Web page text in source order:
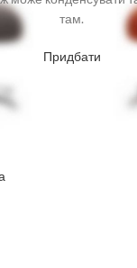
там.
Придбати